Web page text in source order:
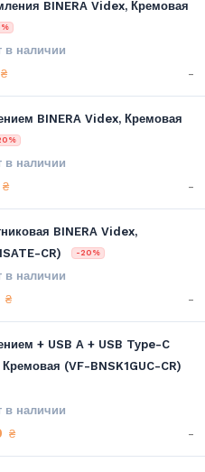
BINERA Videx, Кремовая
в наличии
₴ -
BINERA Videx, Кремовая
в наличии
₴ -
BINERA Videx,
CR)
-20%
в наличии
₴ -
+ USB A + USB Type-C
(VF-BNSK1GUC-CR)
в наличии
₴ -